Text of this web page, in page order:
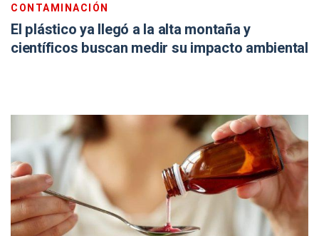
CONTAMINACIÓN
El plástico ya llegó a la alta montaña y
científicos buscan medir su impacto ambiental